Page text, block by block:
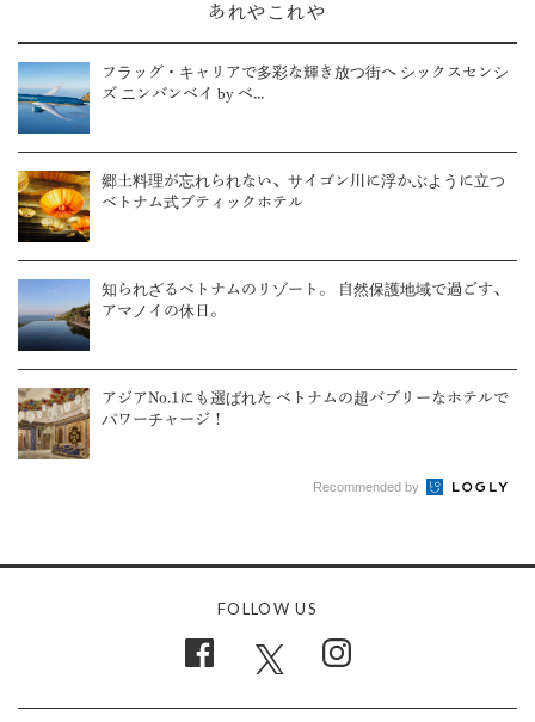
あれやこれや
フラッグ・キャリアで多彩な輝き放つ街へ シックスセンシ
ズ ニンバンベイ by ベ...
郷土料理が忘れられない、サイゴン川に浮かぶように立つ
ベトナム式ブティックホテル
知られざるベトナムのリゾート。 自然保護地域で過ごす、
アマノイの休日。
アジアNo.1にも選ばれた ベトナムの超バブリーなホテルで
パワーチャージ！
Recommended by
FOLLOW US